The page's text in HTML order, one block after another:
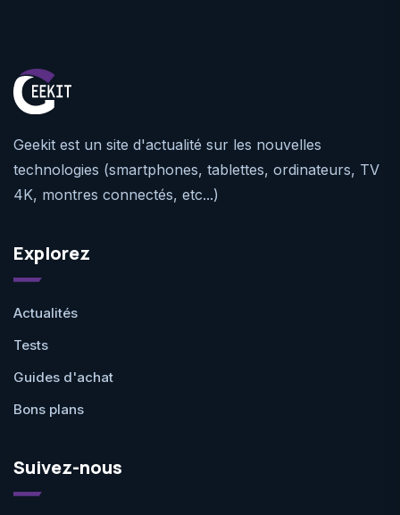
Geekit est un site d'actualité sur les nouvelles
technologies (smartphones, tablettes, ordinateurs, TV
4K, montres connectés, etc...)
Explorez
Actualités
Tests
Guides d'achat
Bons plans
Suivez-nous